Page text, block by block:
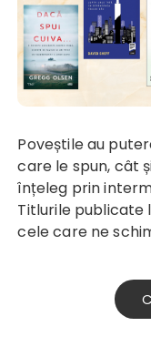
Poveștile au puterea de a-i schimba atât pe cei
care le spun, cât
înțeleg prin
Titlurile publicate
cele care ne